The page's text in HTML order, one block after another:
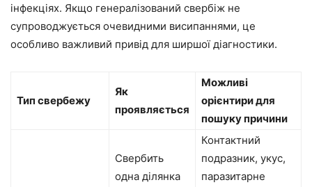
інфекціях. Якщо генералізований свербіж не
супроводжується очевидними висипаннями, це
особливо важливий привід для ширшої діагностики.
Тип свербежу
Як
проявляється
Можливі
орієнтири для
пошуку причини
Свербить
одна ділянка
Контактний
подразник, укус,
паразитарне